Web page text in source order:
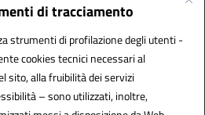
di tracciamento
strumenti di profilazione degli utenti -
cookies tecnici necessari al
sito, alla fruibilità dei servizi
– sono utilizzati, inoltre,
- PEC: rmps19000t@pec.istruzione.it
utilizzare esclusivamente